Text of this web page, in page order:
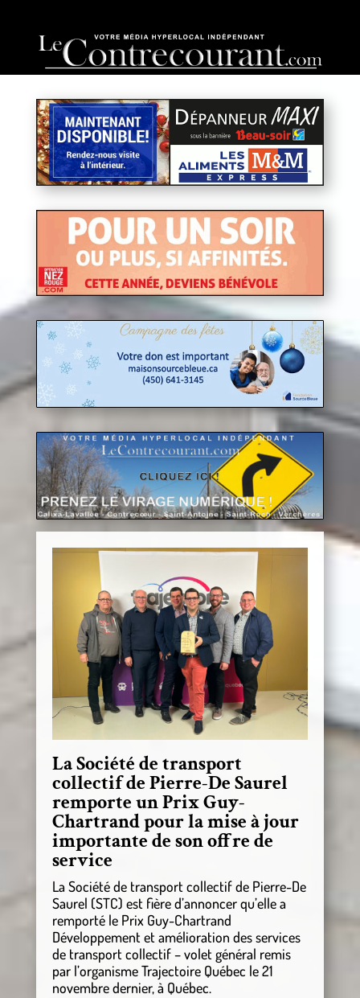
La Société de transport
collectif de Pierre-De Saurel
remporte un Prix Guy-
Chartrand pour la mise à jour
importante de son offre de
service
La Société de transport collectif de Pierre-De
Saurel (STC) est fière d’annoncer qu’elle a
remporté le Prix Guy-Chartrand
Développement et amélioration des services
de transport collectif – volet général remis
par l’organisme Trajectoire Québec le 21
novembre dernier, à Québec.